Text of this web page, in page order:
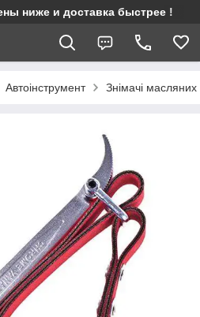
ниже и доставка быстрее !
Автоінструмент Знімачі масляних